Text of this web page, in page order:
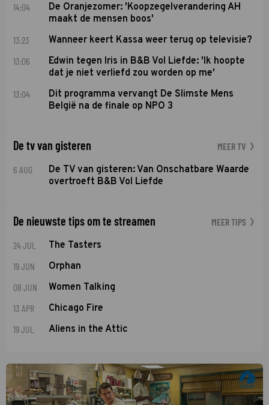
14:04
De Oranjezomer: 'Koopzegelverandering AH
maakt de mensen boos'
13:23 Wanneer keert Kassa weer terug op televisie?
13:06
Edwin tegen Iris in B&B Vol Liefde: 'Ik hoopte
dat je niet verliefd zou worden op me'
13:04
Dit programma vervangt De Slimste Mens
België na de finale op NPO 3
De tv van gisteren MEER TV
6 AUG
De TV van gisteren: Van Onschatbare Waarde
overtroeft B&B Vol Liefde
De nieuwste tips om te streamen MEER TIPS
24 JUL The Tasters
19 JUN Orphan
08 JUN Women Talking
13 APR Chicago Fire
19 JUL Aliens in the Attic